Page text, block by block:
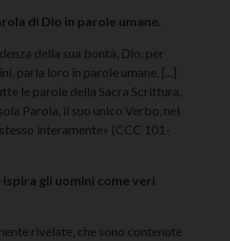
di Dio in parole umane.
della sua bontà, Dio, per
parla loro in parole umane. [...]
le parole della Sacra Scrittura,
Parola, il suo unico Verbo, nel
interamente» (CCC 101-
gli uomini come veri
rivelate, che sono contenute